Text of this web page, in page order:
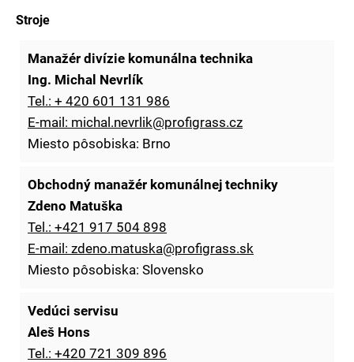
Stroje
Manažér divízie komunálna technika
Ing. Michal Nevrlík
Tel.: + 420 601 131 986
E-mail: michal.nevrlik@profigrass.cz
Miesto pôsobiska: Brno
Obchodný manažér komunálnej techniky
Zdeno Matuška
Tel.: +421 917 504 898
E-mail: zdeno.matuska@profigrass.sk
Miesto pôsobiska: Slovensko
Vedúci servisu
Aleš Hons
Tel.: +420 721 309 896